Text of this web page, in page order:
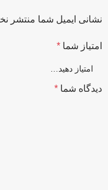
نشانی ایمیل شما منتشر
امتیاز شما *
دیدگاه شما *